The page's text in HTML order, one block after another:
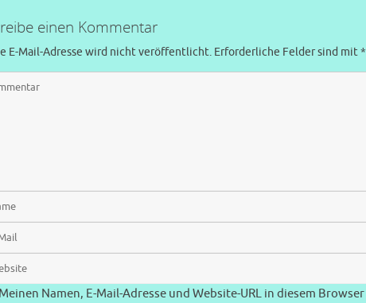
einen Kommentar
E-Mail-Adresse wird nicht veröffentlicht. Erforderliche Felder sind mit*
Meinen Namen, E-Mail-Adresse und Website-URL in diesem Browser